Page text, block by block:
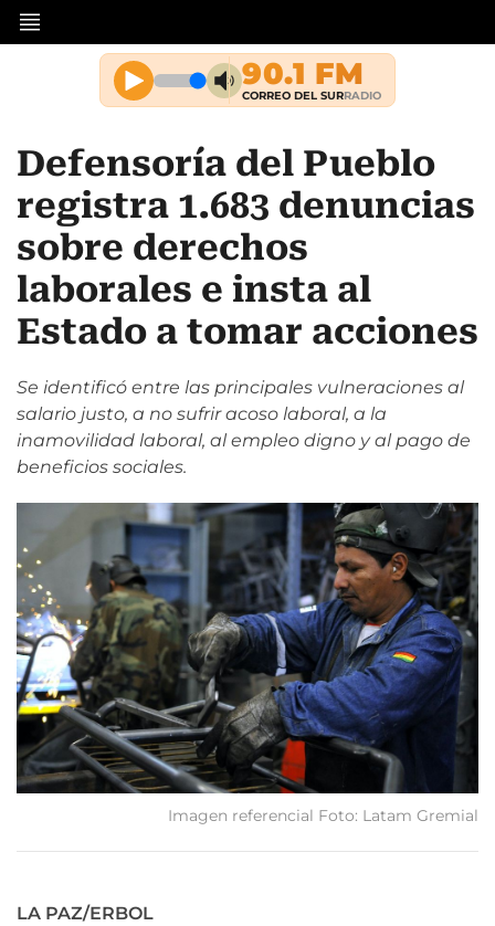
Defensoría del Pueblo
registra 1.683 denuncias
sobre derechos
laborales e insta al
Estado a tomar acciones
Se identificó entre las principales vulneraciones al
salario justo, a no sufrir acoso laboral, a la
inamovilidad laboral, al empleo digno y al pago de
beneficios sociales.
Imagen referencial Foto: Latam Gremial
LA PAZ/ERBOL